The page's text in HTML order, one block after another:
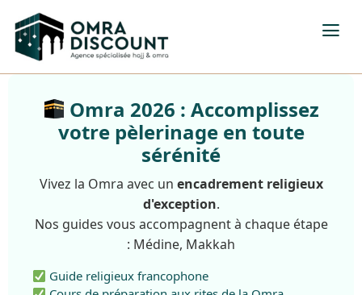
Omra 2026 : Accomplissez
votre pèlerinage en toute
sérénité
Vivez la Omra avec un encadrement religieux
d'exception.
Nos guides vous accompagnent à chaque étape
: Médine, Makkah
Guide religieux francophone